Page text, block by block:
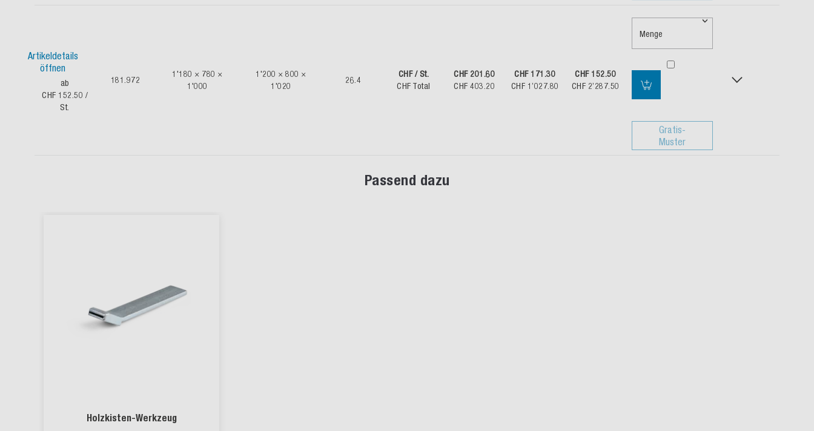
Artikeldetails
öffnen
ab
CHF 152.50 /
St.
181.972
1'180 × 780 ×
1'000
1'200 × 800 ×
1'020
26.4
CHF / St.
CHF Total
CHF 201.60
CHF 403.20
CHF 171.30
CHF 1’027.80
CHF 152.50
CHF 2’287.50
Menge
Gratis-
Muster
Passend dazu
Holzkisten-Werkzeug